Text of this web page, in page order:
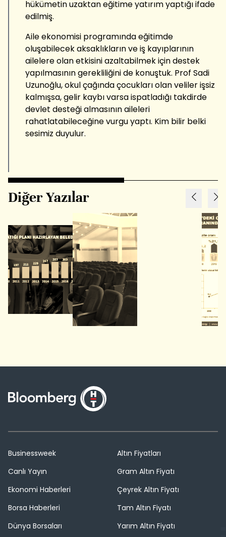
hükümetin uzaktan eğitime yatırım yaptığı ifade
edilmiş.
Aile ekonomisi programında eğitimde
oluşabilecek aksaklıkların ve iş kayıplarının
ailelere olan etkisini azaltabilmek için destek
yapılmasının gerekliliğini de konuştuk. Prof Sadi
Uzunoğlu, okul çağında çocukları olan veliler işsiz
kalmışsa, gelir kaybı varsa ispatladığı takdirde
devlet desteği almasının aileleri
rahatlatabileceğine vurgu yaptı. Kim bilir belki
sesimiz duyulur.
Diğer Yazılar
Businessweek
Canlı Yayın
Ekonomi Haberleri
Borsa Haberleri
Dünya Borsaları
Altın Fiyatları
Gram Altın Fiyatı
Çeyrek Altın Fiyatı
Tam Altın Fiyatı
Yarım Altın Fiyatı